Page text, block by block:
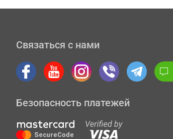
Связаться с нами
Безопасность платежей